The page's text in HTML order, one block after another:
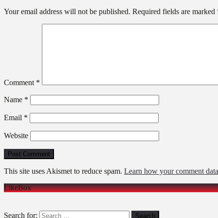
Your email address will not be published. Required fields are marked
Comment *
Name *
Email *
Website
This site uses Akismet to reduce spam. Learn how your comment
LikeBox
Search for: